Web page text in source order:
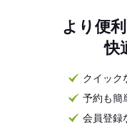
より便
快
クイック
予約も簡
会員登録